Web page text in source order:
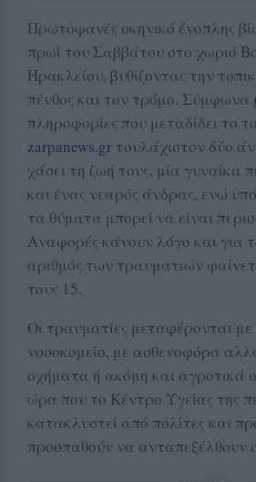
Πρωτοφανές σκηνικό ένοπλης
πρωί του Σαββάτου στο χωριό
Ηρακλείου, βυθίζοντας την
πένθος και τον τρόμο. Σύμφωνα
πληροφορίες που μεταδίδει το
zarpanews.gr τουλάχιστον δύο
χάσει τη ζωή τους, μία γυναίκα
και ένας νεαρός άνδρας, ενώ
τα θύματα μπορεί να είναι
Αναφορές κάνουν λόγο και για
αριθμός των τραυματιών
τους 15.
Οι τραυματίες μεταφέρονται
νοσοκομείο, με ασθενοφόρα
οχήματα ή ακόμη και αγροτικά
ώρα που το Κέντρο Υγείας της
κατακλυστεί από πολίτες και
προσπαθούν να ανταπεξέλθουν